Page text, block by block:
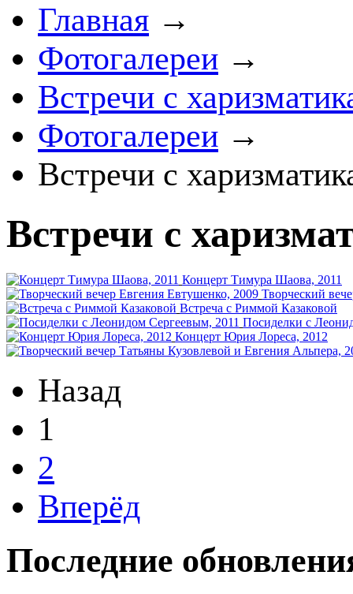
Главная →
Фотогалереи →
Встречи с
Фотогалереи →
Встречи с
Встречи с
Концерт Тимура Шаова, 2011
Творческий
Встреча с Риммой Казаковой
Посиделки с
Концерт Юрия Лореса, 2012
Назад
1
2
Вперёд
Последние